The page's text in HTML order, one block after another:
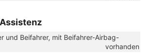
und Beifahrer, mit Beifahrer-Airbag-
vorhanden